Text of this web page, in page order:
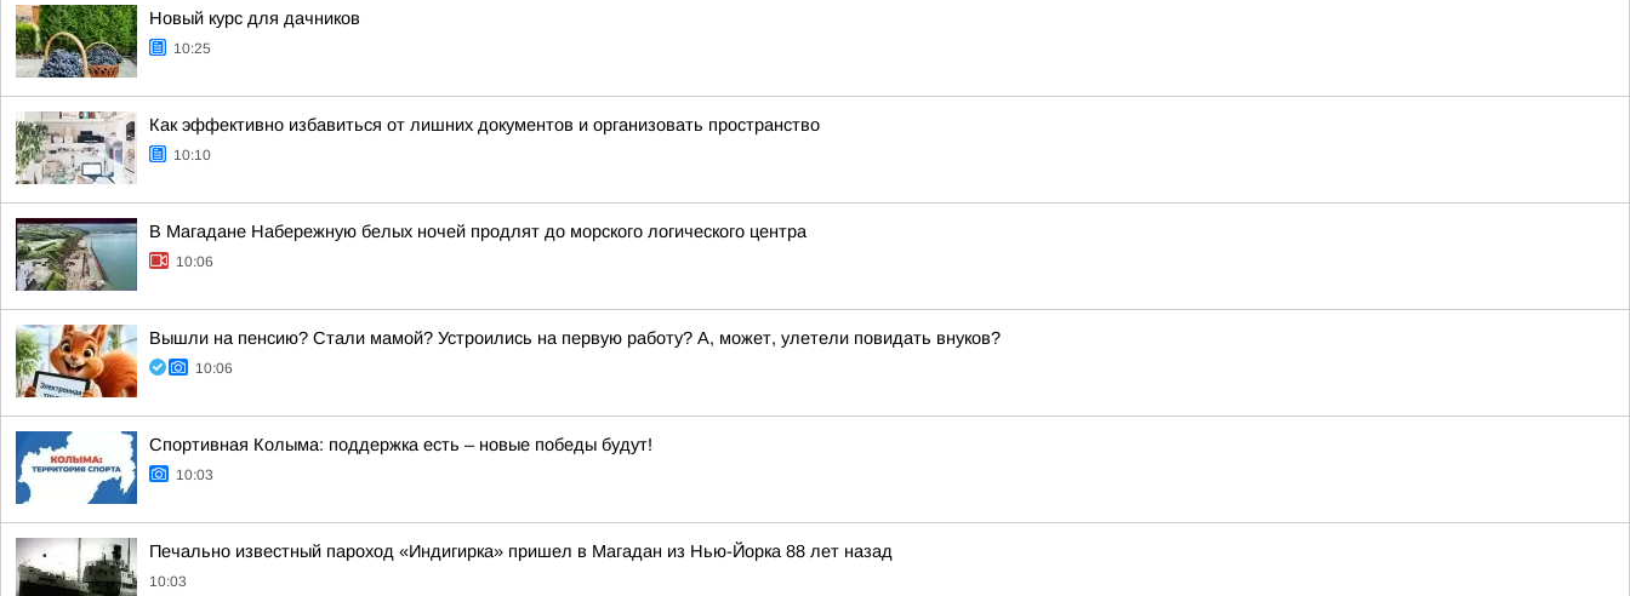
Новый курс для дачников
10:25
Как эффективно избавиться от лишних документов и организовать пространство
10:10
В Магадане Набережную белых ночей продлят до морского логического центра
10:06
Вышли на пенсию? Стали мамой? Устроились на первую работу? А, может, улетели повидать внуков?
10:06
Спортивная Колыма: поддержка есть – новые победы будут!
10:03
Печально известный пароход «Индигирка» пришел в Магадан из Нью-Йорка 88 лет назад
10:03